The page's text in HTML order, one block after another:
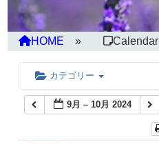
HOME Calendar
カテゴリー
9月 – 10月 2024